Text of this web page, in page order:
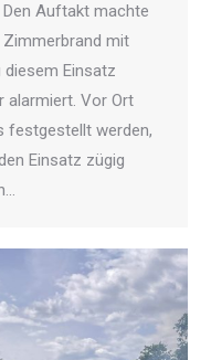
Auftakt machte
Zimmerbrand mit
Einsatz
alarmiert. Vor Ort
festgestellt werden,
Einsatz zügig